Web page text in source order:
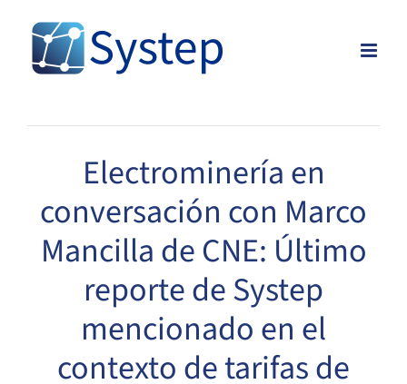
content
Electrominería en
conversación con Marco
Mancilla de CNE: Último
reporte de Systep
mencionado en el
contexto de tarifas de